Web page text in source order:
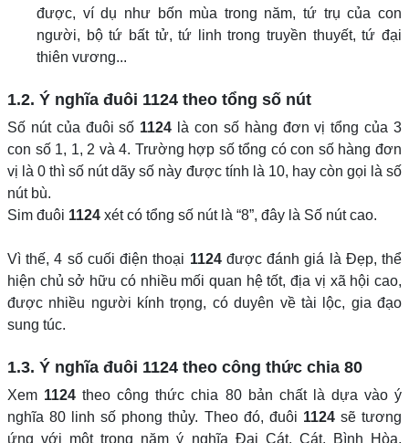
được, ví dụ như bốn mùa trong năm, tứ trụ của con
người, bộ tứ bất tử, tứ linh trong truyền thuyết, tứ đại
thiên vương...
1.2. Ý nghĩa đuôi 1124 theo tổng số nút
Số nút của đuôi số 1124 là con số hàng đơn vị tổng của 3
con số 1, 1, 2 và 4. Trường hợp số tổng có con số hàng đơn
vị là 0 thì số nút dãy số này được tính là 10, hay còn gọi là số
nút bù.
Sim đuôi 1124 xét có tổng số nút là “8”, đây là Số nút cao.
Vì thế, 4 số cuối điện thoại 1124được đánh giá là Đẹp, thể
hiện chủ sở hữu có nhiều mối quan hệ tốt, địa vị xã hội cao,
được nhiều người kính trọng, có duyên về tài lộc, gia đạo
sung túc.
1.3. Ý nghĩa đuôi 1124 theo công thức chia 80
Xem 1124 theo công thức chia 80 bản chất là dựa vào ý
nghĩa 80 linh số phong thủy. Theo đó, đuôi 1124sẽ tương
ứng với một trong năm ý nghĩa Đại Cát, Cát, Bình Hòa,